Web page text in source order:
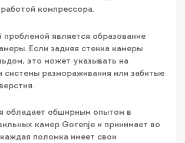
компрессора.
проблемой является образование
Если задняя стенка камеры
это может указывать на
системы размораживания или забитые
обладает обширным опытом в
камер Gorenje и принимает во
поломка имеет свои